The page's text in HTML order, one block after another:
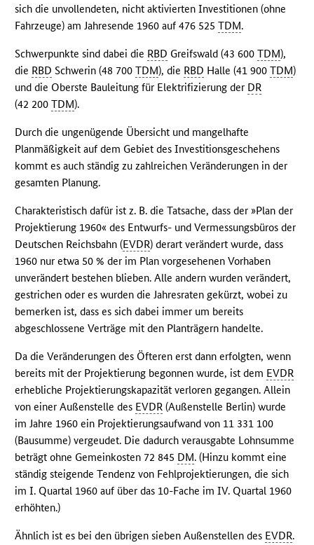
sich die unvollendeten, nicht aktivierten Investitionen (ohne
Fahrzeuge) am Jahresende 1960 auf 476 525TDM.
Schwerpunkte sind dabei die RBD Greifswald (43 600TDM),
die RBD Schwerin (48 700TDM), die RBD Halle (41 900TDM)
und die Oberste Bauleitung für Elektrifizierung der DR
(42 200TDM).
Durch die ungenügende Übersicht und mangelhafte
Planmäßigkeit auf dem Gebiet des Investitionsgeschehens
kommt es auch ständig zu zahlreichen Veränderungen in der
gesamten Planung.
Charakteristisch dafür ist z. B. die Tatsache, dass der »Plan der
Projektierung 1960« des Entwurfs- und Vermessungsbüros der
Deutschen Reichsbahn (EVDR) derart verändert wurde, dass
1960 nur etwa 50 % der im Plan vorgesehenen Vorhaben
unverändert bestehen blieben. Alle andern wurden verändert,
gestrichen oder es wurden die Jahresraten gekürzt, wobei zu
bemerken ist, dass es sich dabei immer um bereits
abgeschlossene Verträge mit den Planträgern handelte.
Da die Veränderungen des Öfteren erst dann erfolgten, wenn
bereits mit der Projektierung begonnen wurde, ist dem EVDR
erhebliche Projektierungskapazität verloren gegangen. Allein
von einer Außenstelle des EVDR (Außenstelle Berlin) wurde
im Jahre 1960 ein Projektierungsaufwand von 11 331 100
(Bausumme) vergeudet. Die dadurch verausgabte Lohnsumme
beträgt ohne Gemeinkosten 72 845 DM. (Hinzu kommt eine
ständig steigende Tendenz von Fehlprojektierungen, die sich
im I. Quartal 1960 auf über das 10-Fache im IV. Quartal 1960
erhöhten.)
Ähnlich ist es bei den übrigen sieben Außenstellen des EVDR.